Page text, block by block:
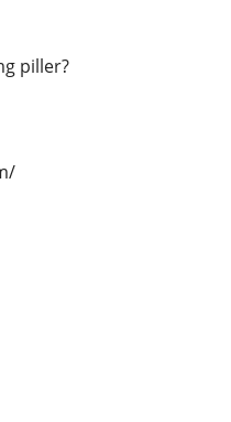
piller?